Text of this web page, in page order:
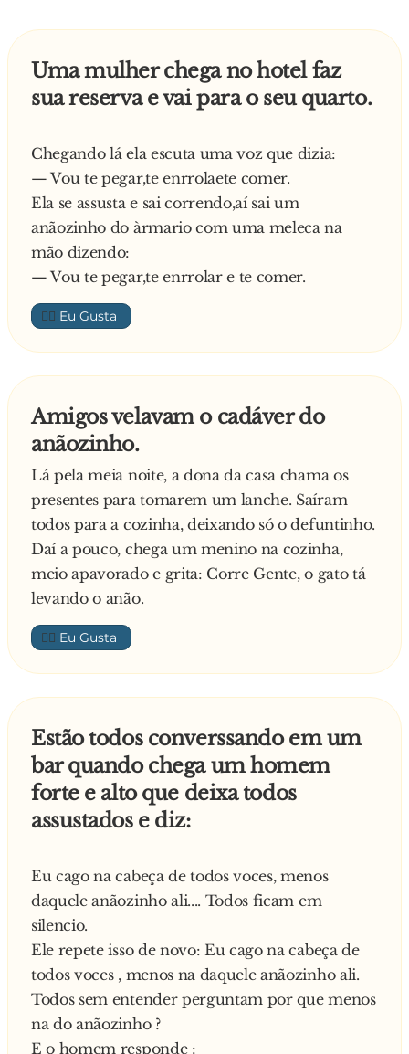
Uma mulher chega no hotel faz
sua reserva e vai para o seu quarto.
Chegando lá ela escuta uma voz que dizia:
— Vou te pegar,te enrrolaete comer.
Ela se assusta e sai correndo,aí sai um
anãozinho do àrmario com uma meleca na
mão dizendo:
— Vou te pegar,te enrrolar e te comer.
👍🏼
Amigos velavam o cadáver do
anãozinho.
Lá pela meia noite, a dona da casa chama os
presentes para tomarem um lanche. Saíram
todos para a cozinha, deixando só o defuntinho.
Daí a pouco, chega um menino na cozinha,
meio apavorado e grita: Corre Gente, o gato tá
levando o anão.
👍🏼
Estão todos converssando em um
bar quando chega um homem
forte e alto que deixa todos
assustados e diz:
Eu cago na cabeça de todos voces, menos
daquele anãozinho ali.... Todos ficam em
silencio.
Ele repete isso de novo: Eu cago na cabeça de
todos voces , menos na daquele anãozinho ali.
Todos sem entender perguntam por que menos
na do anãozinho ?
E o homem responde :